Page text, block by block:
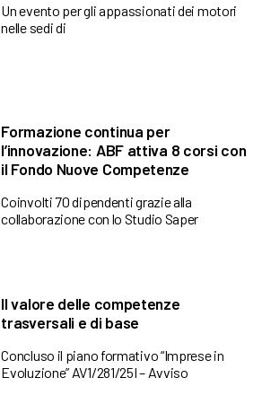
Un evento per gli appassionati dei motori
nelle sedi di
Formazione continua per
l’innovazione: ABF attiva 8 corsi con
il Fondo Nuove Competenze
Coinvolti 70 dipendenti grazie alla
collaborazione con lo Studio Saper
Il valore delle competenze
trasversali e di base
Concluso il piano formativo “Imprese in
Evoluzione” AV1/281/25I – Avviso